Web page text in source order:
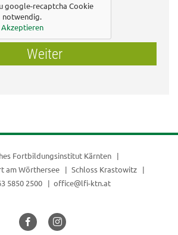
google-recaptcha Cookie
notwendig.
Akzeptieren
Weiter
Fortbildungsinstitut Kärnten
am Wörthersee
Schloss Krastowitz
5850 2500
office@lfi-ktn.at